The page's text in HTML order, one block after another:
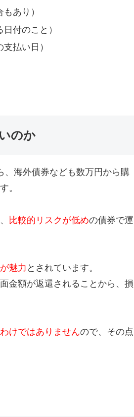
あり）
付のこと）
払い日）
のか
、海外債券なども数万円から購
。
比較的リスクが低めの債券で運
魅力 とされています。
金額が返還されることから、損
けではありませんので、その点